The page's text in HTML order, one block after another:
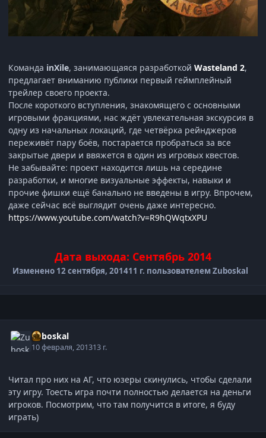
Команда inXile, занимающаяся разработкой Wasteland 2,
предлагает вниманию публики первый геймплейный
трейлер своего проекта.
После короткого вступления, знакомящего с основными
игровыми фракциями, нас ждёт увлекательная экскурсия в
одну из начальных локаций, где четвёрка рейнджеров
переживёт пару боёв, постарается пробраться за все
закрытые двери и ввяжется в один из игровых квестов.
Не забывайте: проект находится лишь на середине
разработки, и многие визуальные эффекты, навыки и
прочие фишки ещё банально не введены в игру. Впрочем,
даже сейчас всё выглядит очень даже интересно.
https://www.youtube.com/watch?v=R9hQWqtxXPU
Дата выхода: Сентябрь 2014
Изменено 12 сентября, 201411 г. пользователем Zuboskal
Zuboskal
10 февраля, 201313 г.
Читал про них на АГ, что юзеры скинулись, чтобы сделали
эту игру. Тоесть игра почти полностью делается на деньги
игроков. Посмотрим, что там получится в итоге, я буду
играть)